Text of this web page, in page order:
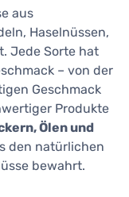
aus
Haselnüssen,
Jede Sorte hat
– von der
Geschmack
Produkte
Ölen und
den natürlichen
bewahrt.